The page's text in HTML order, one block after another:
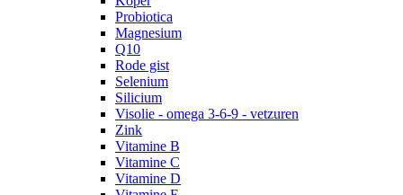
Probiotica
Magnesium
Q10
Rode gist
Selenium
Silicium
Visolie - omega 3-6-9 - vetzuren
Zink
Vitamine B
Vitamine C
Vitamine D